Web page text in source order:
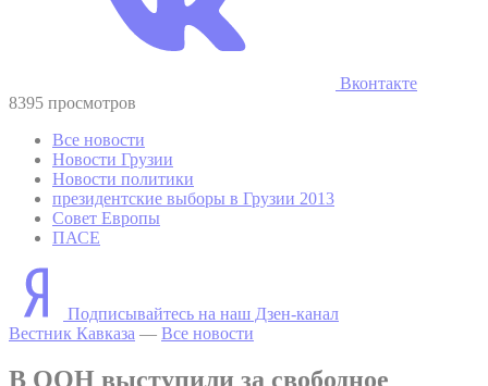
Вконтакте
8395 просмотров
Все новости
Новости Грузии
Новости политики
президентские выборы в Грузии 2013
Совет Европы
ПАСЕ
Подписывайтесь на наш Дзен-канал
Вестник Кавказа — Все новости
В ООН выступили за свободное